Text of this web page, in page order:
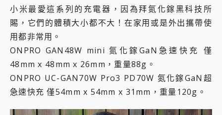
小米最愛這系列的充電器，因為拜氮化鎵黑科技所
賜，它們的體積大小都不大！在家用或是外出攜帶使
用都非常用。
ONPRO GAN48W mini 氮化鎵GaN急速快充 僅
48mm x 48mm x 26mm，重量88g。
ONPRO UC-GAN70W Pro3 PD70W 氮化鎵GaN超
急速快充 僅54mm x 54mm x 31mm，重量120g。